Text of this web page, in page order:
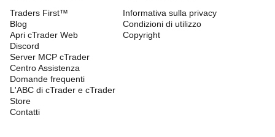
Traders First™
Blog
Apri cTrader Web
Discord
Server MCP cTrader
Centro Assistenza
Domande frequenti
L'ABC di cTrader e cTrader
Store
Contatti
Informativa sulla privacy
Condizioni di utilizzo
Copyright